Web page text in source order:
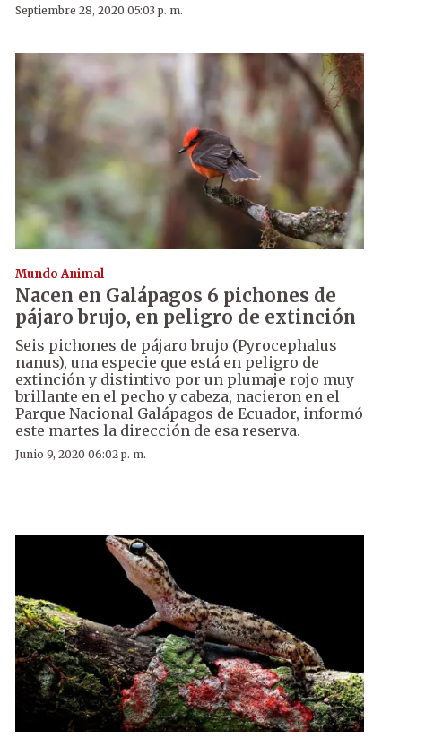
Septiembre 28, 2020 05:03 p. m.
Mundo Animal
Nacen en Galápagos 6 pichones de
pájaro brujo, en peligro de extinción
Seis pichones de pájaro brujo (Pyrocephalus
nanus), una especie que está en peligro de
extinción y distintivo por un plumaje rojo muy
brillante en el pecho y cabeza, nacieron en el
Parque Nacional Galápagos de Ecuador, informó
este martes la dirección de esa reserva.
Junio 9, 2020 06:02 p. m.